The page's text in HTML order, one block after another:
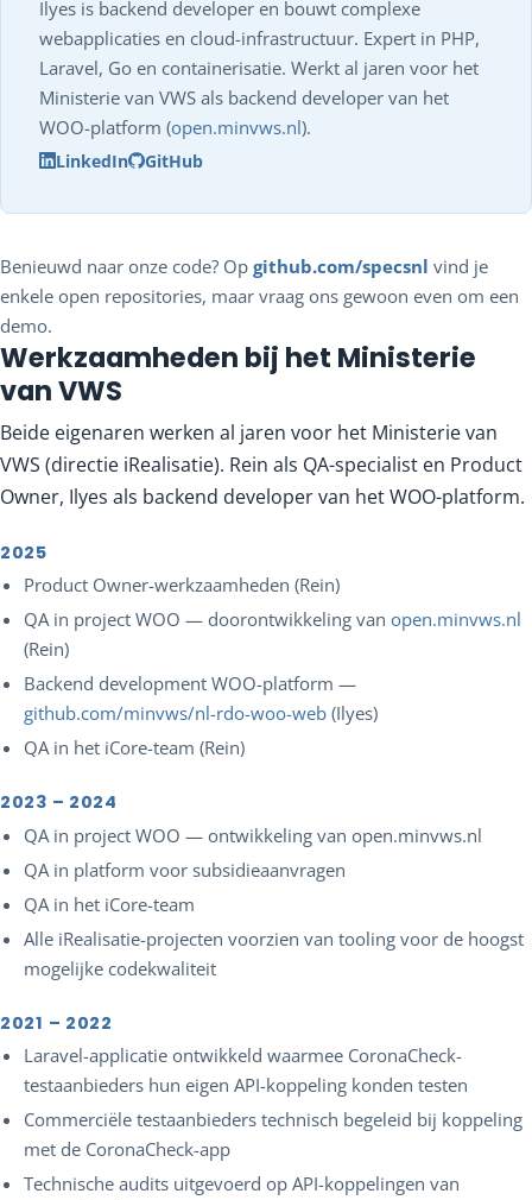
Ilyes is backend developer en bouwt complexe
webapplicaties en cloud-infrastructuur. Expert in PHP,
Laravel, Go en containerisatie. Werkt al jaren voor het
Ministerie van VWS als backend developer van het
WOO-platform (open.minvws.nl).
LinkedIn GitHub
Benieuwd naar onze code? Op github.com/specsnl vind je
enkele open repositories, maar vraag ons gewoon even om een
demo.
Werkzaamheden bij het Ministerie
van VWS
Beide eigenaren werken al jaren voor het Ministerie van
VWS (directie iRealisatie). Rein als QA-specialist en Product
Owner, Ilyes als backend developer van het WOO-platform.
2025
Product Owner-werkzaamheden (Rein)
QA in project WOO — doorontwikkeling van open.minvws.nl
(Rein)
Backend development WOO-platform —
github.com/minvws/nl-rdo-woo-web (Ilyes)
QA in het iCore-team (Rein)
2023 – 2024
QA in project WOO — ontwikkeling van open.minvws.nl
QA in platform voor subsidieaanvragen
QA in het iCore-team
Alle iRealisatie-projecten voorzien van tooling voor de hoogst
mogelijke codekwaliteit
2021 – 2022
Laravel-applicatie ontwikkeld waarmee CoronaCheck-
testaanbieders hun eigen API-koppeling konden testen
Commerciële testaanbieders technisch begeleid bij koppeling
met de CoronaCheck-app
Technische audits uitgevoerd op API-koppelingen van